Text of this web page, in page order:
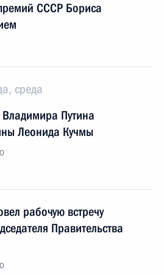
СССР Бориса
среда
Владимира Путина
Леонида Кучмы
рабочую встречу
Правительства